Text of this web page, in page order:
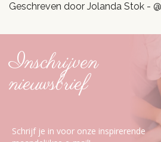
Geschreven door Jolanda Stok -
Inschrijven
nieuwsbrief
Schrijf je in voor onze inspirerende